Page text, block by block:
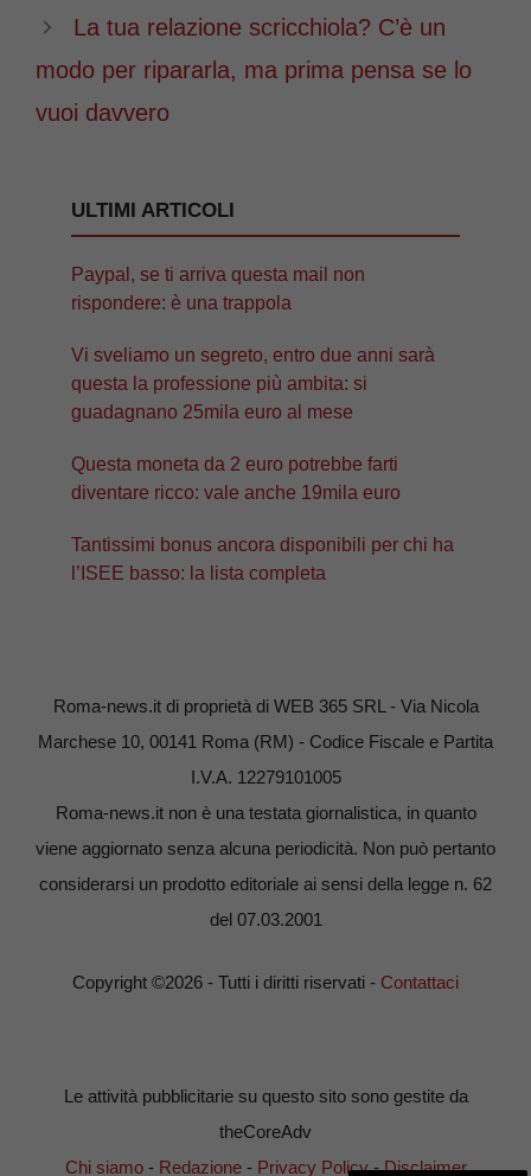
La tua relazione scricchiola? C’è un
modo per ripararla, ma prima pensa se lo
vuoi davvero
ULTIMI ARTICOLI
Paypal, se ti arriva questa mail non
rispondere: è una trappola
Vi sveliamo un segreto, entro due anni sarà
questa la professione più ambita: si
guadagnano 25mila euro al mese
Questa moneta da 2 euro potrebbe farti
diventare ricco: vale anche 19mila euro
Tantissimi bonus ancora disponibili per chi ha
l’ISEE basso: la lista completa
Roma-news.it di proprietà di WEB 365 SRL - Via Nicola
Marchese 10, 00141 Roma (RM) - Codice Fiscale e Partita
I.V.A. 12279101005
Roma-news.it non è una testata giornalistica, in quanto
viene aggiornato senza alcuna periodicità. Non può pertanto
considerarsi un prodotto editoriale ai sensi della legge n. 62
del 07.03.2001
Copyright ©2026 - Tutti i diritti riservati - Contattaci
Le attività pubblicitarie su questo sito sono gestite da
theCoreAdv
Chi siamo- Redazione- Privacy Policy-Disclaimer